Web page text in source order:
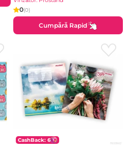
0(0)
Cumpără Rapid
CashBack: 6